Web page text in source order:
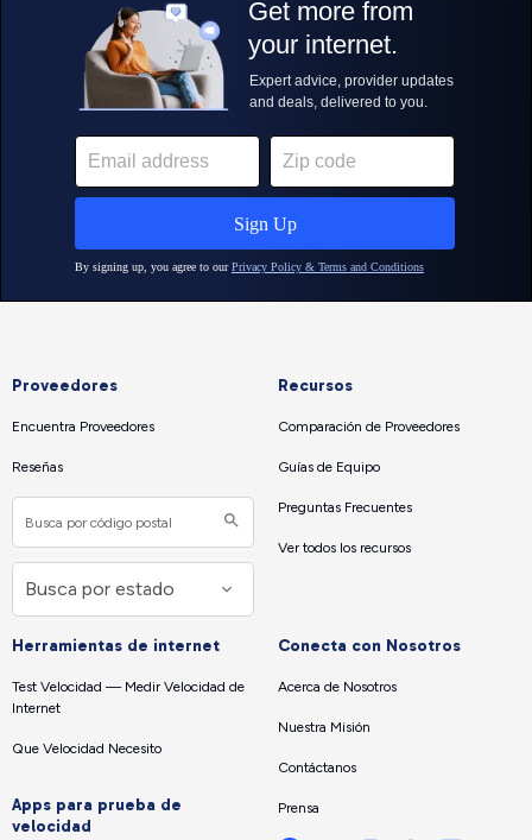
Proveedores
Encuentra Proveedores
Reseñas
Recursos
Comparación de Proveedores
Guías de Equipo
Preguntas Frecuentes
Ver todos los recursos
Herramientas de internet
Test Velocidad — Medir Velocidad de
Internet
Que Velocidad Necesito
Apps para prueba de
velocidad
Conecta con Nosotros
Acerca de Nosotros
Nuestra Misión
Contáctanos
Prensa